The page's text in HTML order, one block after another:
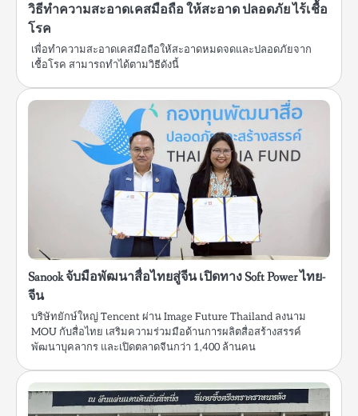
วิธีทำความสะอาดเคสมือถือ ให้สะอาด ปลอดภัย ไร้เชื้อ
โรค
เพื่อทำความสะอาดเคสมือถือให้สะอาดหมดจดและปลอดภัยจาก
เชื้อโรค สามารถทำได้ตามวิธีดังนี้
Sanook จับมือพัฒนาสื่อไทยสู่จีน เปิดทาง Soft Power ไทย-
จีน
บริษัทยักษ์ใหญ่ Tencent ผ่าน Image Future Thailand ลงนาม
MOU กับสื่อไทย เสริมความร่วมมือด้านการผลิตสื่อสร้างสรรค์
พัฒนาบุคลากร และเปิดตลาดจีนกว่า 1,400 ล้านคน